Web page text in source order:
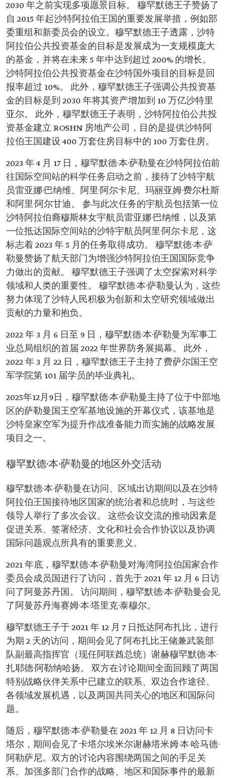
2030 年之前实现多项愿景目标。 穆罕默德王子赞扬了
自 2015 年起沙特阿拉伯王国的重要发展举措，例如部
委重组和新委员会的设立。穆罕默德王子透露，沙特
阿拉伯公共投资基金的目标是发展成为一支规模庞大
的基金，并将在未来 5 年中达到超过 200% 的增长。
沙特阿拉伯公共投资基金在沙特国外项目的目标是回
报率超过 10%。 此外，穆罕默德王子强调公共投资基
金的目标是到 2030 年将其资产增加到 10 万亿沙特里
亚尔。 此外，穆罕默德王子表明，沙特阿拉伯公共投
资基金建立 ROSHN 房地产公司，目的是提供沙特阿
拉伯王国建设 400 万套住房目标中的 100 万套住房。
2023 年 4 月 17 日，穆罕默德·本·萨勒曼在沙特阿拉伯前
往国际空间站的科学任务启动之前，接待了沙特宇航
员雷亚娜·巴纳维、阿里·阿尔卡尼、玛丽亚姆·费尔杜斯
和阿里·阿尔甘迪。 参与此次任务的宇航员包括第一位
沙特阿拉伯裔穆斯林女宇航员雷亚娜·巴纳维，以及第
一位抵达国际空间站的沙特宇航员阿里·阿尔卡尼，这
标志着 2023 年 5 月的任务取得成功。 穆罕默德·本·萨
勒曼赞扬了航天部门为增强沙特阿拉伯王国国际竞争
力做出的贡献。 穆罕默德王子强调了太空探索对科学
领域和人类的重要性。 穆罕默德·本·萨勒曼认为，这些
努力体现了沙特人民积极为创新和太空研究领域做出
贡献的力量和抱负。
2022 年 3 月 6 日至 9 日，穆罕默德·本·萨勒曼为军事工
业总局组织的首届 2022 年世界防务展揭幕。 此外，
2022 年 3 月 22 日，穆罕默德王子主持了费萨尔国王空
军学院第 101 届学员的毕业典礼。
2025年12月9日，穆罕默德·本·萨勒曼主持了位于中部地
区的萨勒曼国王空军基地设施的开幕仪式，该基地是
沙特皇家空军为提升作战准备能力而实施的战略发展
项目之一。
穆罕默德·本·萨勒曼的地区外交活动
穆罕默德·本·萨勒曼在访问、区域出访期间以及在沙特
阿拉伯王国接待地区国家的统治者和总统时，与这些
领导人举行了多次会议。 这些会议交流的推动因素是
促进关系、签署经济、文化和社会合作协议以及协调
国际问题观点所具有的重要意义。
2021 年底，穆罕默德·本·萨勒曼对海湾阿拉伯国家合作
委员会成员国进行了访问，首先于 2021 年 12 月 6 日访
问了阿曼苏丹国。 访问期间，穆罕默德·本·萨勒曼会见
了阿曼苏丹海赛姆·本·塔里克·泰穆尔。
穆罕默德王子于 2021 年 12 月 7 日抵达阿布扎比，进行
为期 2 天的访问，期间会见了阿布扎比王储兼武装部
队副最高指挥官（现任阿联酋总统）谢赫穆罕默德·本·
扎耶德·阿勒纳哈扬。 双方在讨论期间全面回顾了两国
特别战略伙伴关系中已建立的联系、双边合作途径、
各领域发展机遇，以及两国共同关心的地区和国际问
题。
随后，穆罕默德·本·萨勒曼在 2021 年 12 月 8 日访问卡
塔尔，期间会见了卡塔尔埃米尔谢赫塔米姆·本·哈马德·
阿勒萨尼。双方的讨论内容围绕两国之间的手足关
系、加强多部门合作的战略、地区和国际事件的最新